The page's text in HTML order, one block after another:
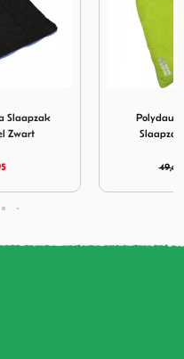
Polydaun Beach House